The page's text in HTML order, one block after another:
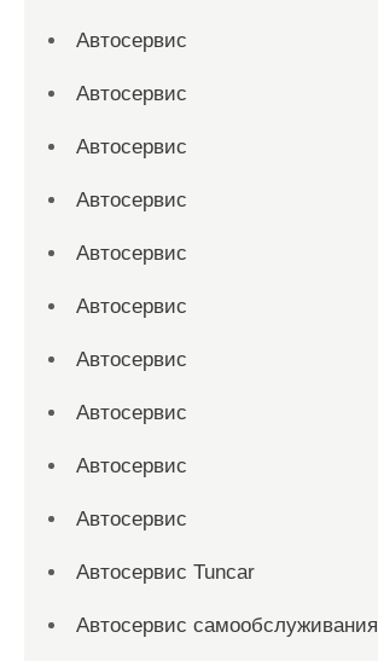
Автосервис
Автосервис
Автосервис
Автосервис
Автосервис
Автосервис
Автосервис
Автосервис
Автосервис
Автосервис
Автосервис Tuncar
Автосервис самообслуживания